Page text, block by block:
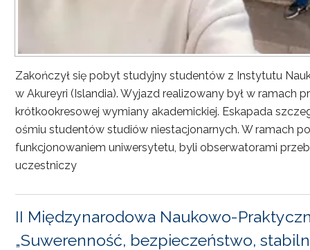
Zakończył się pobyt studyjny studentów z Instytutu
w Akureyri (Islandia). Wyjazd realizowany był w ramach
krótkookresowej wymiany akademickiej. Eskapada
ośmiu studentów studiów niestacjonarnych. W ramach
funkcjonowaniem uniwersytetu, byli obserwatorami
uczestniczy
II Międzynarodowa Naukowo-
„Suwerenność, bezpieczeństwo,